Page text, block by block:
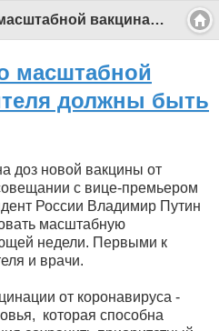
Путин объявил о масштабной вакцинации, учителя должны быть в первых рядах - Профессиональный педагог
масштабной
должны быть
доз новой вакцины от
с вице-премьером
России Владимир Путин
масштабную
недели. Первыми к
и врачи.
от коронавируса -
которая способна